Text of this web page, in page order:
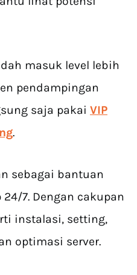
masuk level lebih
pendampingan
saja pakai VIP
.
sebagai bantuan
7. Dengan cakupan
instalasi, setting,
optimasi server.